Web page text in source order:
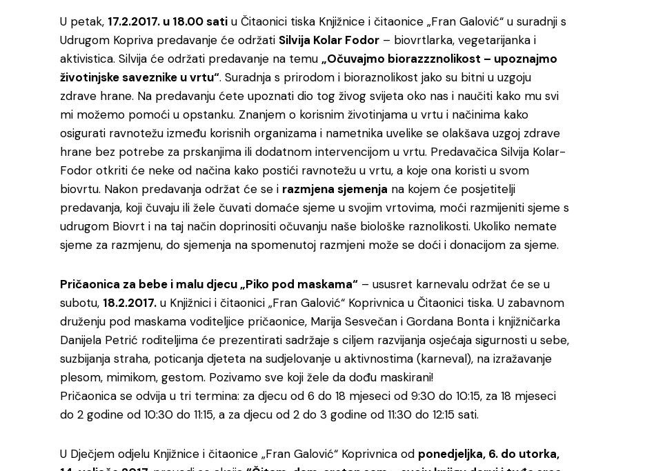
U petak, 17.2.2017. u 18.00 sati u Čitaonici tiska Knjižnice i čitaonice „Fran Galović“ u suradnji s
Udrugom Kopriva predavanje će održati Silvija Kolar Fodor – biovrtlarka, vegetarijanka i
aktivistica. Silvija će održati predavanje na temu „Očuvajmo biorazzznolikost – upoznajmo
životinjske saveznike u vrtu“. Suradnja s prirodom i bioraznolikost jako su bitni u uzgoju
zdrave hrane. Na predavanju ćete upoznati dio tog živog svijeta oko nas i naučiti kako mu svi
mi možemo pomoći u opstanku. Znanjem o korisnim životinjama u vrtu i načinima kako
osigurati ravnotežu između korisnih organizama i nametnika uvelike se olakšava uzgoj zdrave
hrane bez potrebe za prskanjima ili dodatnom intervencijom u vrtu. Predavačica Silvija Kolar-
Fodor otkriti će neke od načina kako postići ravnotežu u vrtu, a koje ona koristi u svom
biovrtu. Nakon predavanja održat će se i razmjena sjemenja na kojem će posjetitelji
predavanja, koji čuvaju ili žele čuvati domaće sjeme u svojim vrtovima, moći razmijeniti sjeme s
udrugom Biovrt i na taj način doprinositi očuvanju naše biološke raznolikosti. Ukoliko nemate
sjeme za razmjenu, do sjemenja na spomenutoj razmjeni može se doći i donacijom za sjeme.
Pričaonica za bebe i malu djecu „Piko pod maskama“ – ususret karnevalu održat će se u
subotu, 18.2.2017. u Knjižnici i čitaonici „Fran Galović“ Koprivnica u Čitaonici tiska. U zabavnom
druženju pod maskama voditeljice pričaonice, Marija Sesvečan i Gordana Bonta i knjižničarka
Danijela Petrić roditeljima će prezentirati sadržaje s ciljem razvijanja osjećaja sigurnosti u sebe,
suzbijanja straha, poticanja djeteta na sudjelovanje u aktivnostima (karneval), na izražavanje
plesom, mimikom, gestom. Pozivamo sve koji žele da dođu maskirani!
Pričaonica se odvija u tri termina: za djecu od 6 do 18 mjeseci od 9:30 do 10:15, za 18 mjeseci
do 2 godine od 10:30 do 11:15, a za djecu od 2 do 3 godine od 11:30 do 12:15 sati.
U Dječjem odjelu Knjižnice i čitaonice „Fran Galović“ Koprivnica od ponedjeljka, 6. do utorka,